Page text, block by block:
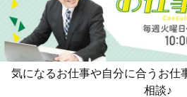
気になるお仕事や自分に合うお仕
相談♪